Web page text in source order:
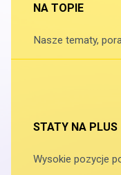
NA TOPIE
Nasze tematy,
STATY NA PLUS
Wysokie pozycje